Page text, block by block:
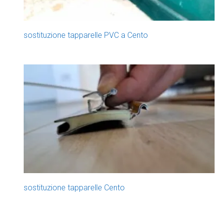
sostituzione tapparelle PVC a Cento
sostituzione tapparelle Cento